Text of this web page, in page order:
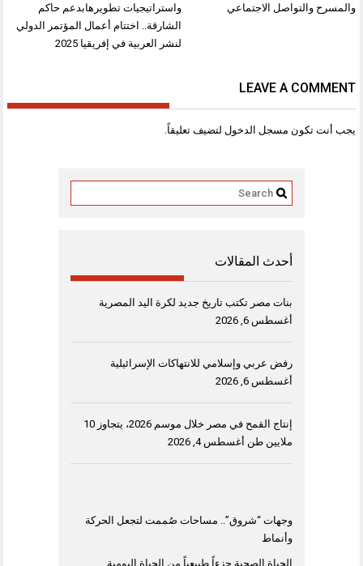
واستراتيجيات تطويرهابدعم حاكم
الشارقة.. اختتام أعمال المؤتمر الدولي
لنشر العربية في إفريقيا 2025
والمسرح والتواصل الاجتماعي
LEAVE A COMMENT
يجب أنت تكون مسجل الدخول لتضيف تعليقاً.
أحدث المقالات
بنات مصر تكتب تاريخ جديد لكرة اليد المصرية
أغسطس 6, 2026
رفض عربي وإسلامي للانتهاكات الإسرائيلية
أغسطس 6, 2026
إنتاج القمح في مصر خلال موسم 2026، يتجاوز 10
ملايين طن أغسطس 4, 2026
وجهات “شروق”.. مساحات صُممت لتجعل الحركة
وأنماط
الحياة الصحية جزءاً طبيعياً من الحياة اليومية